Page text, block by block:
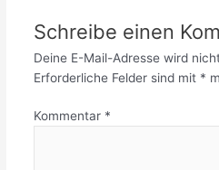
Schreibe einen
Deine E-Mail-Adresse wird
Erforderliche Felder sind mit *
Kommentar *